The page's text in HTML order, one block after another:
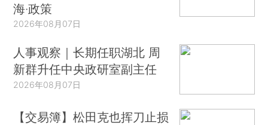
海·政策
2026年08月07日
人事观察｜长期任职湖北 周
新群升任中央政研室副主任
2026年08月07日
【交易簿】松田克也挥刀止损